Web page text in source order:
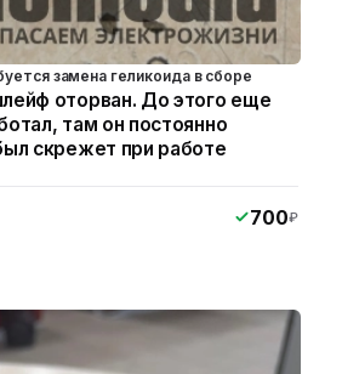
замена геликоида в сборе
оторван. До этого еще
там он постоянно
скрежет при работе
700₽